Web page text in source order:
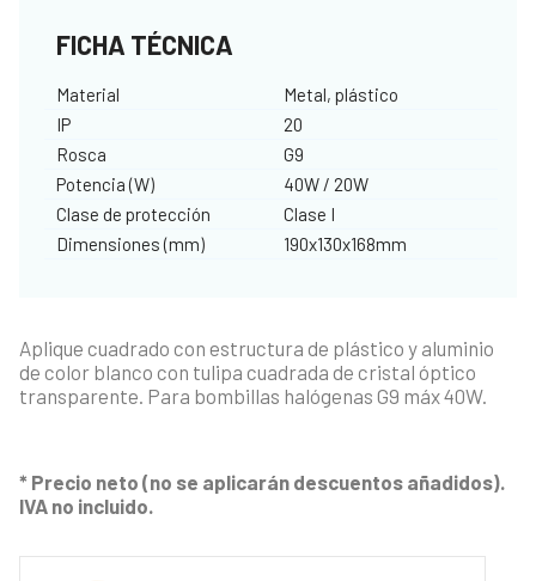
FICHA TÉCNICA
Material
Metal, plástico
IP
20
Rosca
G9
Potencia (W)
40W / 20W
Clase de protección
Clase I
Dimensiones (mm)
190x130x168mm
Aplique cuadrado con estructura de plástico y aluminio
de color blanco con tulipa cuadrada de cristal óptico
transparente. Para bombillas halógenas G9 máx 40W.
* Precio neto (no se aplicarán descuentos añadidos).
IVA no incluido.